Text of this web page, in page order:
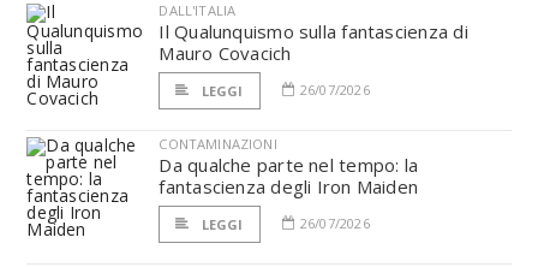
DALL'ITALIA
Il Qualunquismo sulla fantascienza di
Mauro Covacich
LEGGI 26/07/2026
CONTAMINAZIONI
Da qualche parte nel tempo: la
fantascienza degli Iron Maiden
LEGGI 26/07/2026